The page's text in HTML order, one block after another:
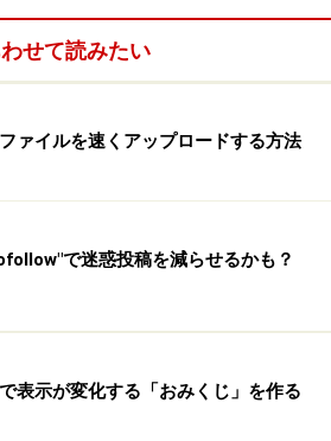
せて読みたい
ァイルを速くアップロードする方法
で迷惑投稿を減らせるかも？
表示が変化する「おみくじ」を作る